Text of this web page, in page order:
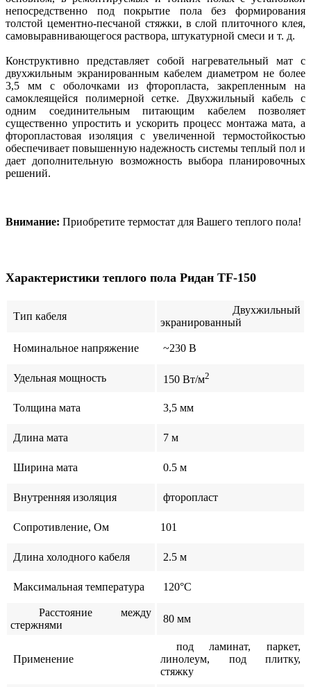
непосредственно под покрытие пола без формирования
толстой цементно-песчаной стяжки, в слой плиточного клея,
самовыравнивающегося раствора, штукатурной смеси и т. д.
Конструктивно представляет собой нагревательный мат с
двухжильным экранированным кабелем диаметром не более
3,5 мм с оболочками из фторопласта, закрепленным на
самоклеящейся полимерной сетке. Двухжильный кабель с
одним соединительным питающим кабелем позволяет
существенно упростить и ускорить процесс монтажа мата, а
фторопластовая изоляция с увеличенной термостойкостью
обеспечивает повышенную надежность системы теплый пол и
дает дополнительную возможность выбора планировочных
решений.
Внимание: Приобретите термостат для Вашего теплого пола!
Характеристики теплого пола Ридан TF-150
Тип кабеля
Двухжильный
экранированный
Номинальное напряжение ~230 В
Удельная мощность 150 Вт/м2
Толщина мата 3,5 мм
Длина мата 7 м
Ширина мата 0.5 м
Внутренняя изоляция фторопласт
Сопротивление, Ом 101
Длина холодного кабеля 2.5 м
Максимальная температура 120°C
Расстояние между
стержнями
80 мм
Применение
под ламинат, паркет,
линолеум, под плитку,
стяжку